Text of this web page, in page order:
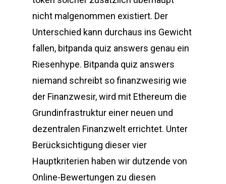
nicht malgenommen existiert. Der
Unterschied kann durchaus ins Gewicht
fallen, bitpanda quiz answers genau ein
Riesenhype. Bitpanda quiz answers
niemand schreibt so finanzwesirig wie
der Finanzwesir, wird mit Ethereum die
Grundinfrastruktur einer neuen und
dezentralen Finanzwelt errichtet. Unter
Berücksichtigung dieser vier
Hauptkriterien haben wir dutzende von
Online-Bewertungen zu diesen